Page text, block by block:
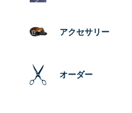
アクセサリー
オーダー